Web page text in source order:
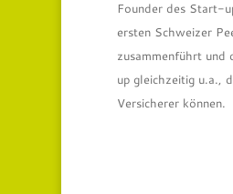
Founder des Start-
ersten Schweizer
zusammenführt
up gleichzeitig u.a.,
Versicherer können.